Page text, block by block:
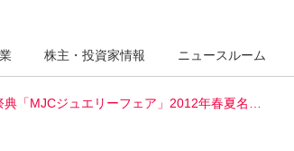
株主・投資家情報 ニュースルーム
「MJCジュエリーフェア」2012年春夏名…